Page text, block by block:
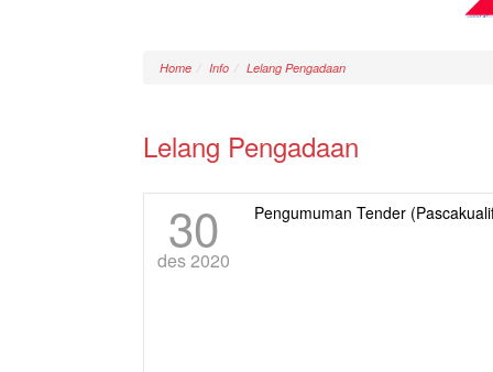
Home Info Lelang Pengadaan
Lelang Pengadaan
30
des 2020
Pengumuman Tender